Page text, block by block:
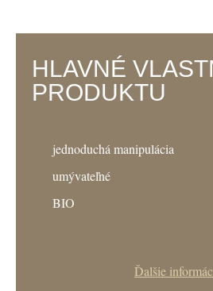
HLAVNÉ
PRODUKTU
jednoduchá manipulácia
umývateľné
BIO
Ďalšie